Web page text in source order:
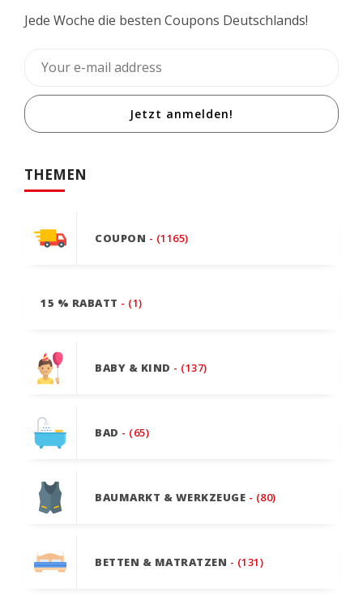
Jede Woche die besten Coupons Deutschlands!
Jetzt anmelden!
THEMEN
COUPON - (1165)
15 % RABATT - (1)
BABY & KIND - (137)
BAD - (65)
BAUMARKT & WERKZEUGE - (80)
BETTEN & MATRATZEN - (131)